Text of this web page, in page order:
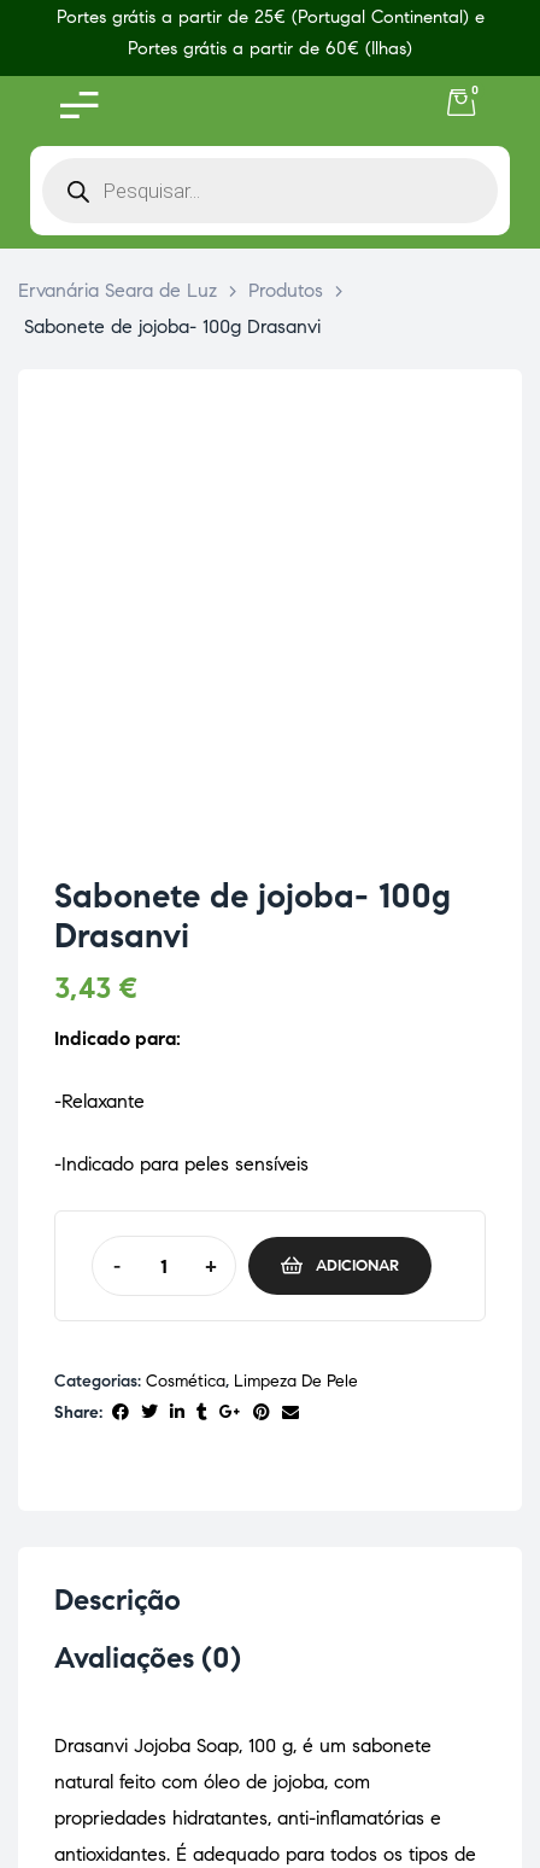
Portes grátis a partir de 25€ (Portugal Continental) e
Portes grátis a partir de 60€ (Ilhas)
0
Ervanária Seara de Luz > Produtos
>
Sabonete de jojoba- 100g Drasanvi
Sabonete de jojoba- 100g
Drasanvi
3,43 €
Indicado para:
-Relaxante
-Indicado para peles sensíveis
- + ADICIONAR
Categorias: Cosmética, Limpeza De Pele
Share:
Descrição
Avaliações (0)
Drasanvi Jojoba Soap, 100 g, é um sabonete
natural feito com óleo de jojoba, com
propriedades hidratantes, anti-inflamatórias e
antioxidantes. É adequado para todos os tipos de